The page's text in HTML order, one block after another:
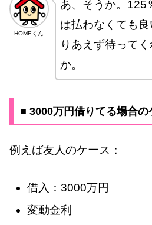
HOMEくん
あ、そうか。125
は払わなくても
りあえず待って
か。
■ 3000万円借りてる場合の
例えば友人のケース：
借入：3000万円
変動金利